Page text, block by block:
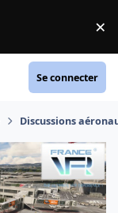
×
Se connecter
Discussions